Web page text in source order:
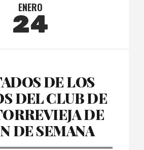
ENERO
24
DE LOS
DEL CLUB DE
DE
DE SEMANA